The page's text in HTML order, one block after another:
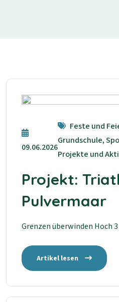
09.06.2026
Feste und
Grundschule,
Projekte und
Projekt:
Pulvermaar
Grenzen überwinden Hoch 3
Artikel lesen